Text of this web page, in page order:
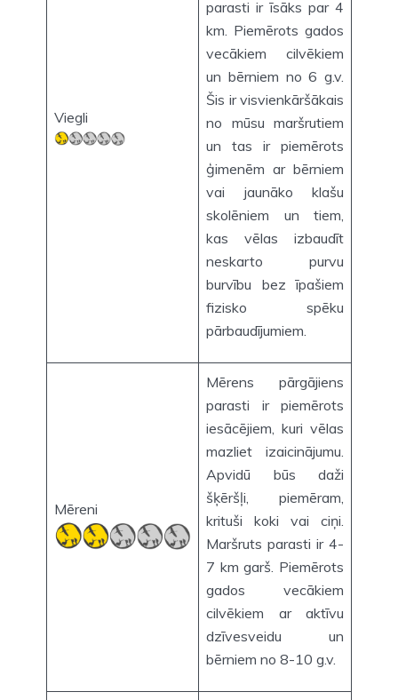
Viegli
parasti ir īsāks par 4
km. Piemērots gados
vecākiem cilvēkiem
un bērniem no 6 g.v.
Šis ir visvienkāršākais
no mūsu maršrutiem
un tas ir piemērots
ģimenēm ar bērniem
vai jaunāko klašu
skolēniem un tiem,
kas vēlas izbaudīt
neskarto purvu
burvību bez īpašiem
fizisko spēku
pārbaudījumiem.
Mēreni
Mērens pārgājiens
parasti ir piemērots
iesācējiem, kuri vēlas
mazliet izaicinājumu.
Apvidū būs daži
šķēršļi, piemēram,
krituši koki vai ciņi.
Maršruts parasti ir 4-
7 km garš. Piemērots
gados vecākiem
cilvēkiem ar aktīvu
dzīvesveidu un
bērniem no 8-10 g.v.